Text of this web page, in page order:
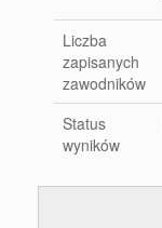
Liczba
zapisanych
zawodników
Status
wyników